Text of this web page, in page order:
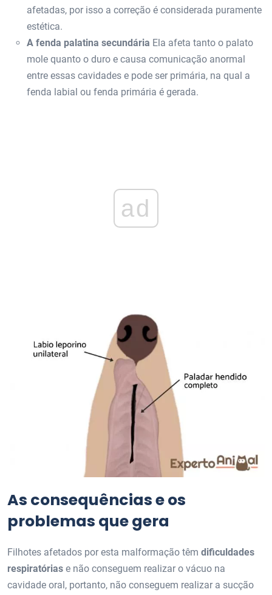
afetadas, por isso a correção é considerada puramente
estética.
A fenda palatina secundária Ela afeta tanto o palato
mole quanto o duro e causa comunicação anormal
entre essas cavidades e pode ser primária, na qual a
fenda labial ou fenda primária é gerada.
ad
As consequências e os
problemas que gera
Filhotes afetados por esta malformação têm dificuldades
respiratórias e não conseguem realizar o vácuo na
cavidade oral, portanto, não conseguem realizar a sucção